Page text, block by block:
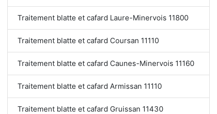
Traitement blatte et cafard Laure-Minervois 11800
Traitement blatte et cafard Coursan 11110
Traitement blatte et cafard Caunes-Minervois 11160
Traitement blatte et cafard Armissan 11110
Traitement blatte et cafard Gruissan 11430